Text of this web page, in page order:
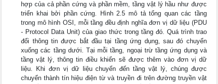
hợp của cả phần cứng và phần mềm, tầng vật lý hầu như được
triển khai bởi phần cứng. Hình 2.5 mô tả tổng quan các tầng
trong mô hình OSI, mỗi tầng đều định nghĩa đơn vị dữ liệu (PDU
- Protocol Data Unit) của giao thức trong tầng đó. Quá trình trao
đổi thông tin được bắt đầu tại tầng ứng dụng, sau đó chuyển
xuống các tầng dưới. Tại mỗi tầng, ngoại trừ tầng ứng dụng và
tầng vật lý, thông tin điều khiển sẽ được thêm vào đơn vị dữ
liệu. Khi đơn vị dữ liệu chuyển đến tầng vật lý, chúng được
chuyển thành tín hiệu điện từ và truyền đi trên đường truyền vật